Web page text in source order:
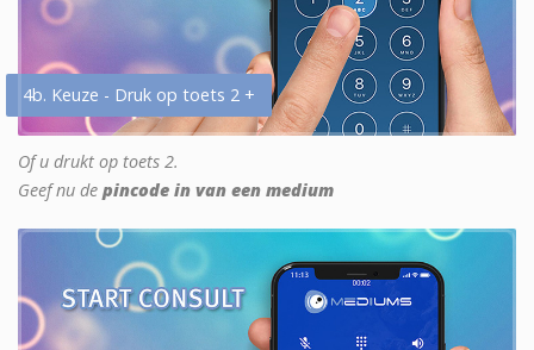
4b. Keuze - Druk op toets 2 +
Of u drukt op toets 2.
Geef nu de pincode in van een medium